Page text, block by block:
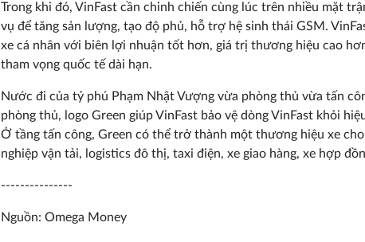
Trong khi đó, VinFast cần chinh chiến cùng lúc trên nhiều mặt
vụ để tăng sản lượng, tạo độ phủ, hỗ trợ hệ sinh thái GSM.
xe cá nhân với biên lợi nhuận tốt hơn, giá trị thương hiệu cao
tham vọng quốc tế dài hạn.
Nước đi của tỷ phú Phạm Nhật Vượng vừa phòng thủ vừa tấn
phòng thủ, logo Green giúp VinFast bảo vệ dòng VinFast khỏi
Ở tầng tấn công, Green có thể trở thành một thương hiệu xe
nghiệp vận tải, logistics đô thị, taxi điện, xe giao hàng, xe hợp
---------------
Nguồn: Omega Money